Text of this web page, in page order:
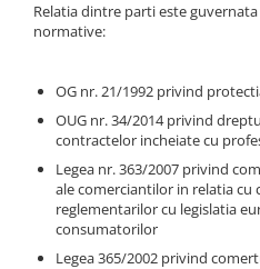
Ghidoline
Pedale
Pedale SPD
Accesorii Pedale
Borsete si Genti
Protectii Cadru
Solutii Tubeless
Camere de bicicleta
Accesorii Camere
Capete Cablu si Manta
Coliere Șa
Accesorii Frane Hidraulice
Relatia dintre parti este
normative:
OG nr. 21/1992 privind
OUG nr. 34/2014 privind
contractelor incheiate cu
Legea nr. 363/2007 privind
ale comerciantilor in relatia
reglementarilor cu legislatia
consumatorilor
Legea 365/2002 privind